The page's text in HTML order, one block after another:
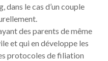
dans le cas d’un couple
des parents de même
et qui en développe les
protocoles de filiation